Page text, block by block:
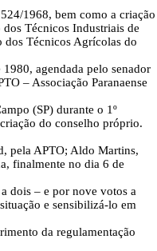
1968, bem como a criação
Técnicos Industriais de
Técnicos Agrícolas do
agendada pelo senador
– Associação Paranaense
(SP) durante o 1º
do conselho próprio.
pela APTO; Aldo Martins,
finalmente no dia 6 de
dois – e por nove votos a
e sensibilizá-lo em
da regulamentação